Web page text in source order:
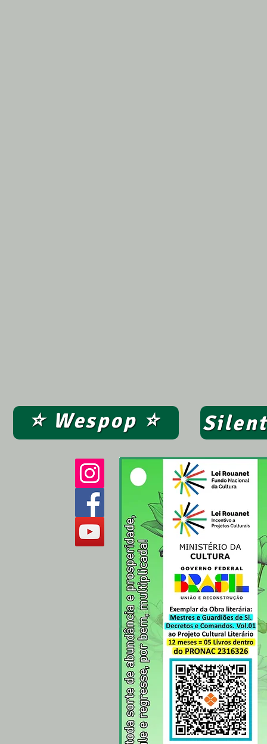
⭐ Wespop ⭐